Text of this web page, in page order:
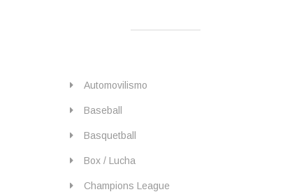
Automovilismo
Baseball
Basquetball
Box / Lucha
Champions League